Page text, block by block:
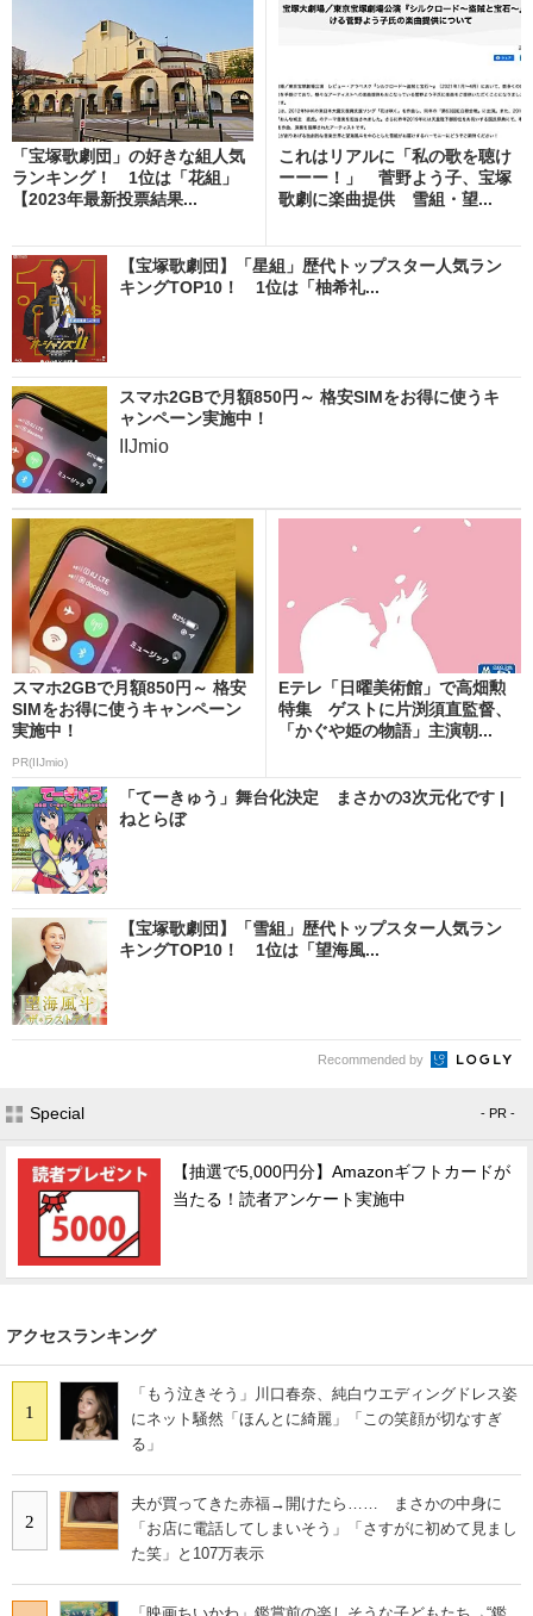
「宝塚歌劇団」の好きな組人気
ランキング！ 1位は「花組」
【2023年最新投票結果...
これはリアルに「私の歌を聴け
ーーー！」 菅野よう子、宝塚
歌劇に楽曲提供 雪組・望...
【宝塚歌劇団】「星組」歴代トップスター人気ラン
キングTOP10！ 1位は「柚希礼...
スマホ2GBで月額850円～ 格安SIMをお得に使うキ
ャンペーン実施中！
IIJmio
スマホ2GBで月額850円～ 格安
SIMをお得に使うキャンペーン
実施中！
PR(IIJmio)
Eテレ「日曜美術館」で高畑勲
特集 ゲストに片渕須直監督、
「かぐや姫の物語」主演朝...
「てーきゅう」舞台化決定 まさかの3次元化です |
ねとらぼ
【宝塚歌劇団】「雪組」歴代トップスター人気ラン
キングTOP10！ 1位は「望海風...
Recommended by
Special - PR -
【抽選で5,000円分】Amazonギフトカードが
当たる！読者アンケート実施中
アクセスランキング
1
「もう泣きそう」川口春奈、純白ウエディングドレス姿
にネット騒然「ほんとに綺麗」「この笑顔が切なすぎ
る」
2
夫が買ってきた赤福→開けたら…… まさかの中身に
「お店に電話してしまいそう」「さすがに初めて見まし
た笑」と107万表示